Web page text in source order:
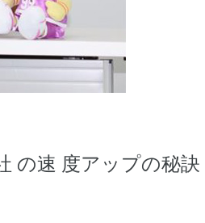
の速 度アップの秘訣